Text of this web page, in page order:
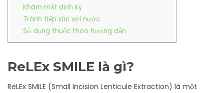
Khám mắt định kỳ
Tránh tiếp xúc với nước
Sử dụng thuốc theo hướng dẫn
ReLEx SMILE là gì?
ReLEx SMILE (Small Incision Lenticule Extraction) là một